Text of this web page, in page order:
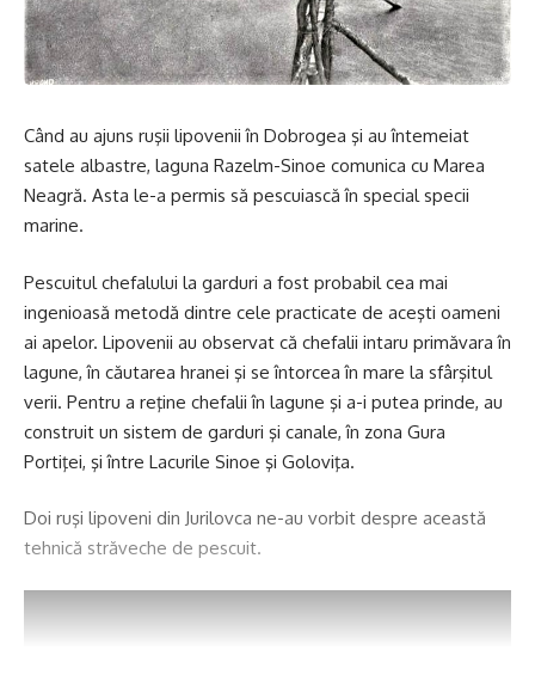
Când au ajuns ruşii lipovenii în Dobrogea şi au întemeiat
satele albastre, laguna Razelm-Sinoe comunica cu Marea
Neagră. Asta le-a permis să pescuiască în special specii
marine.
Pescuitul chefalului la garduri a fost probabil cea mai
ingenioasă metodă dintre cele practicate de aceşti oameni
ai apelor. Lipovenii au observat că chefalii intaru primăvara în
lagune, în căutarea hranei şi se întorcea în mare la sfârşitul
verii. Pentru a reţine chefalii în lagune şi a-i putea prinde, au
construit un sistem de garduri şi canale, în zona Gura
Portiţei, şi între Lacurile Sinoe şi Goloviţa.
Doi ruşi lipoveni din Jurilovca ne-au vorbit despre această
tehnică străveche de pescuit.